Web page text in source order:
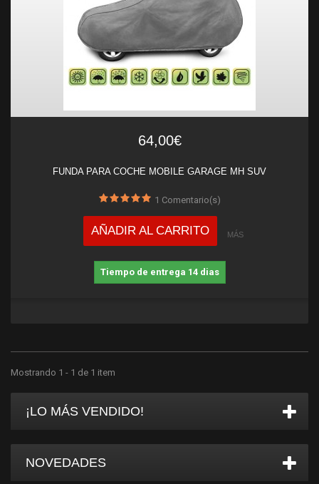
64,00€
FUNDA PARA COCHE MOBILE GARAGE MH SUV
1 Comentario(s)
AÑADIR AL CARRITO MÁS
Tiempo de entrega 14 dias
Mostrando 1 - 1 de 1 item
¡LO MÁS VENDIDO!
NOVEDADES